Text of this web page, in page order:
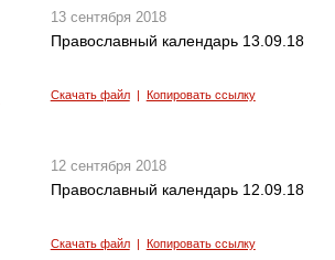
13 сентября 2018
Православный календарь 13.09.18
Скачать файл| Копировать ссылку
12 сентября 2018
Православный календарь 12.09.18
Скачать файл| Копировать ссылку